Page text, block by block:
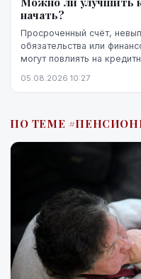
начать?
Просроченный счёт,
обязательства или
могут повлиять на
невозможно изменить.
действия.
05.08.2026 10:27
ПО ТЕМЕ